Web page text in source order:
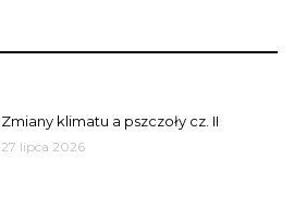
Zmiany klimatu a pszczoły cz. II
27 lipca 2026